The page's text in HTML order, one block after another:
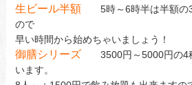
生ビール半額 5時～6時半は半額の
ので
早い時間から始めちゃいましょう！
御膳シリーズ 3500円～5000円の4
います。